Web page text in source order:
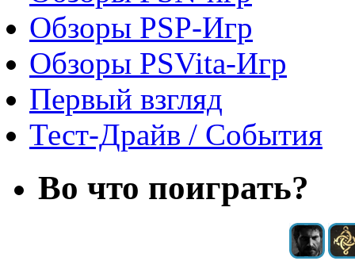
Обзоры PSP-Игр
Обзоры PSVita-Игр
Первый взгляд
Тест-Драйв / Cобытия
Во что поиграть?